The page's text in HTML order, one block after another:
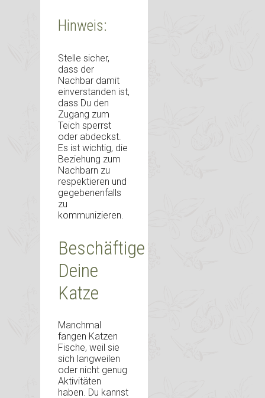
Hinweis:
Stelle sicher,
dass der
Nachbar damit
einverstanden ist,
dass Du den
Zugang zum
Teich sperrst
oder abdeckst.
Es ist wichtig, die
Beziehung zum
Nachbarn zu
respektieren und
gegebenenfalls
zu
kommunizieren.
Beschäftige
Deine
Katze
Manchmal
fangen Katzen
Fische, weil sie
sich langweilen
oder nicht genug
Aktivitäten
haben. Du kannst